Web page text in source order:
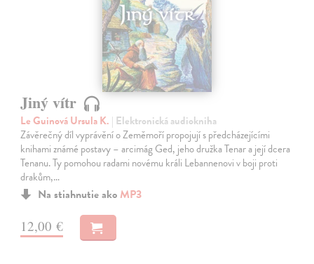
Jiný vítr
Le Guinová Ursula K. | Elektronická audiokniha
Závěrečný díl vyprávění o Zeměmoří propojují s předcházejícími
knihami známé postavy – arcimág Ged, jeho družka Tenar a její dcera
Tenanu. Ty pomohou radami novému králi Lebannenovi v boji proti
drakům,…
Na stiahnutie ako MP3
12,00 €